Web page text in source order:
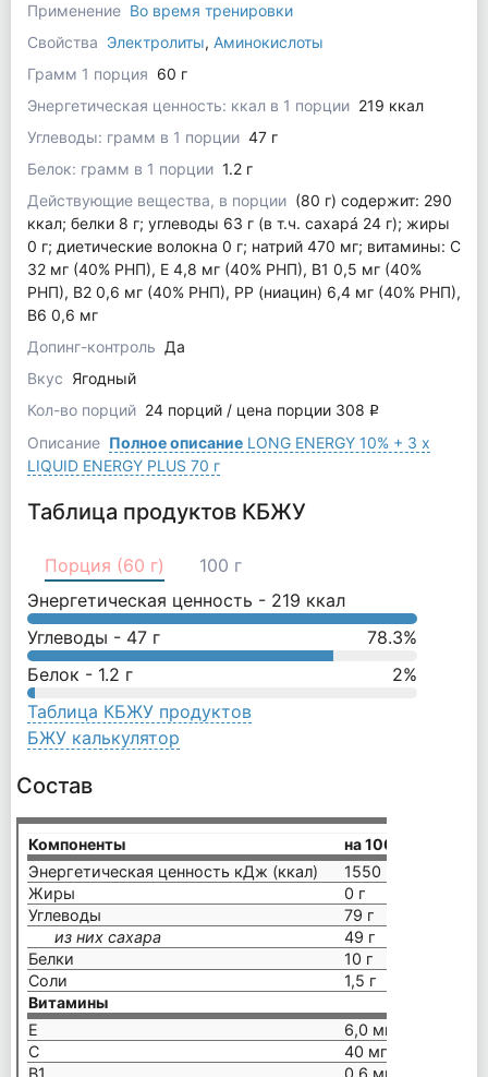
Применение Во время тренировки
Свойства Электролиты, Аминокислоты
Грамм 1 порция 60 г
Энергетическая ценность: ккал в 1 порции 219 ккал
Углеводы: грамм в 1 порции 47 г
Белок: грамм в 1 порции 1.2 г
Действующие вещества, в порции (80 г) содержит: 290
ккал; белки 8 г; углеводы 63 г (в т.ч. сахарá 24 г); жиры
0 г; диетические волокна 0 г; натрий 470 мг; витамины: C
32 мг (40% РНП), Е 4,8 мг (40% РНП), В1 0,5 мг (40%
РНП), В2 0,6 мг (40% РНП), РР (ниацин) 6,4 мг (40% РНП),
В6 0,6 мг
Допинг-контроль Да
Вкус Ягодный
Кол-во порций 24 порций / цена порции 308 q
Описание Полное описаниеLONG ENERGY 10% + 3 x
LIQUID ENERGY PLUS 70 г
Таблица продуктов КБЖУ
Порция (60 г)
100 г
Энергетическая ценность - 219 ккал
Углеводы - 47г 78.3%
Белок - 1.2 г 2%
Таблица КБЖУ продуктов
БЖУ калькулятор
Состав
Компоненты
на 100 г
Энергетическая ценность кДж (ккал)
1550 (365)
Жиры
0 г
Углеводы
79 г
из них сахара
49 г
Белки
10 г
Соли
1,5 г
Витамины
E
6,0 мг
C
40 мг